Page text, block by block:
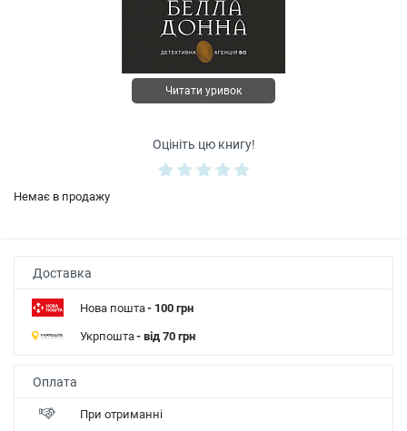
Читати уривок
Оцініть цю книгу!
Немає в продажу
Доставка
Нова пошта- 100 грн
Укрпошта- від 70 грн
Оплата
При отриманні